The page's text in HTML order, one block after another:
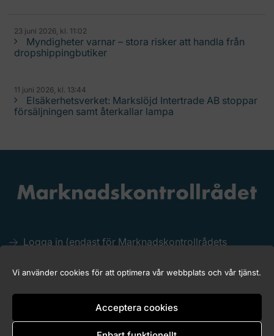
Vi använder cookies för att optimera vår webbplats och vår tjänst.
Acceptera cookies
23 juni 2026, kl. 11:02
Myndigheter varnar – stora risker att handla från
dropshippingbutiker
11 juni 2026, kl. 13:44
Elsäkerhetsverket: Markslöjd Intertrade AB stoppar
försäljningen samt återkallar lampa
Logga in (endast för Marknadskontrollrådets
Kakor (Cookies)